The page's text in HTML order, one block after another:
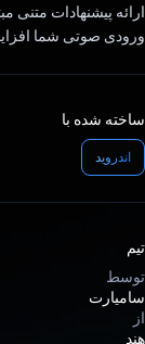
ارائه پیشنهادات
ورودی صوتی شما
ساخته شده با
اندروید
تیم
توسط
سامیارت
از
هند